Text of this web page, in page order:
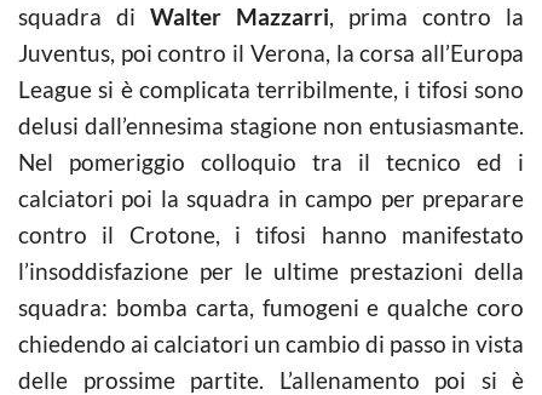
squadra di Walter Mazzarri, prima contro la
Juventus, poi contro il Verona, la corsa all’Europa
League si è complicata terribilmente, i tifosi sono
delusi dall’ennesima stagione non entusiasmante.
Nel pomeriggio colloquio tra il tecnico ed i
calciatori poi la squadra in campo per preparare
contro il Crotone, i tifosi hanno manifestato
l’insoddisfazione per le ultime prestazioni della
squadra: bomba carta, fumogeni e qualche coro
chiedendo ai calciatori un cambio di passo in vista
delle prossime partite. L’allenamento poi si è